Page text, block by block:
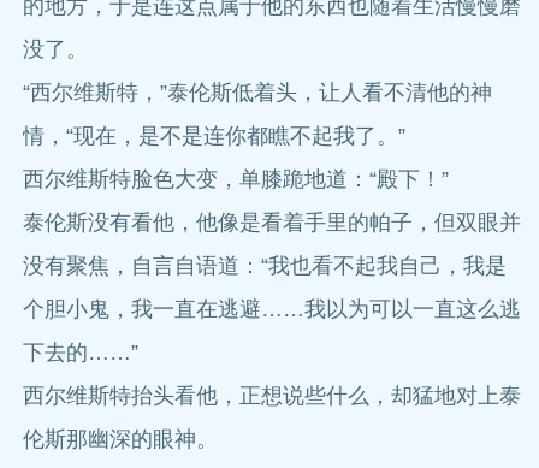
的地方，于是连这点属于他的东西也随着生活慢慢磨
没了。
“西尔维斯特，”泰伦斯低着头，让人看不清他的神
情，“现在，是不是连你都瞧不起我了。”
西尔维斯特脸色大变，单膝跪地道：“殿下！”
泰伦斯没有看他，他像是看着手里的帕子，但双眼并
没有聚焦，自言自语道：“我也看不起我自己，我是
个胆小鬼，我一直在逃避……我以为可以一直这么逃
下去的……”
西尔维斯特抬头看他，正想说些什么，却猛地对上泰
伦斯那幽深的眼神。